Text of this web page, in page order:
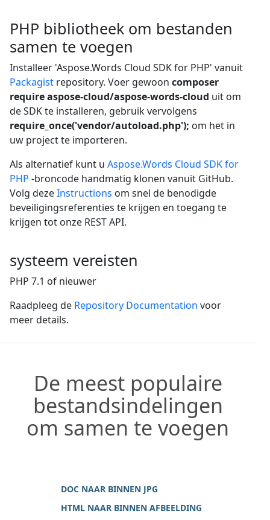
PHP bibliotheek om bestanden
samen te voegen
Installeer 'Aspose.Words Cloud SDK for PHP' vanuit
Packagist repository. Voer gewoon composer
require aspose-cloud/aspose-words-cloud uit om
de SDK te installeren, gebruik vervolgens
require_once('vendor/autoload.php'); om het in
uw project te importeren.
Als alternatief kunt u Aspose.Words Cloud SDK for
PHP -broncode handmatig klonen vanuit GitHub.
Volg dezeInstructions om snel de benodigde
beveiligingsreferenties te krijgen en toegang te
krijgen tot onze REST API.
systeem vereisten
PHP 7.1 of nieuwer
Raadpleeg de Repository Documentation voor
meer details.
De meest populaire
bestandsindelingen
om samen te voegen
DOC NAAR BINNEN JPG
HTML NAAR BINNEN AFBEELDING